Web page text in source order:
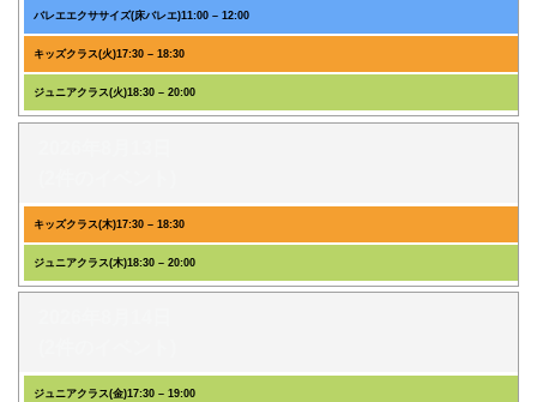
バレエエクササイズ(床バレエ)11:00 – 12:00
キッズクラス(火)17:30 – 18:30
ジュニアクラス(火)18:30 – 20:00
キッズクラス(木)17:30 – 18:30
ジュニアクラス(木)18:30 – 20:00
ジュニアクラス(金)17:30 – 19:00